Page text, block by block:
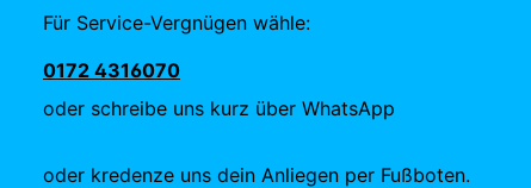
Für Service-Vergnügen wähle:
0172 4316070
oder schreibe uns kurz über WhatsApp
oder kredenze uns dein Anliegen per Fußboten.